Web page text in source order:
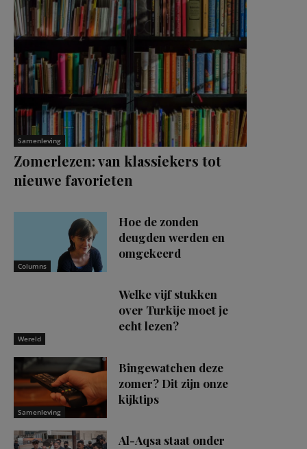
Samenleving
Zomerlezen: van klassiekers tot
nieuwe favorieten
Columns
Hoe de zonden
deugden werden en
omgekeerd
Wereld
Welke vijf stukken
over Turkije moet je
echt lezen?
Samenleving
Bingewatchen deze
zomer? Dit zijn onze
kijktips
Al-Aqsa staat onder